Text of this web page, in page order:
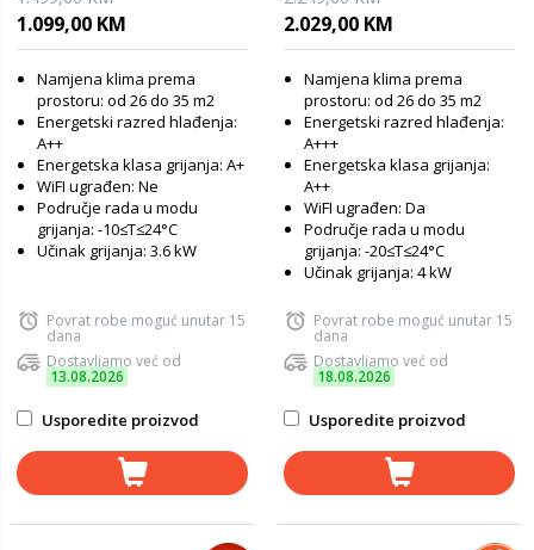
1.099,00 KM
Namjena klima prema
prostoru: od 26 do 35 m2
Energetski razred hlađenja:
A++
Energetska klasa grijanja: A+
WiFI ugrađen: Ne
Područje rada u modu
grijanja: -10≤T≤24°C
Učinak grijanja: 3.6 kW
Povrat robe moguć unutar 15
dana
Dostavljamo već od
13.08.2026
Usporedite proizvod
2.029,00 KM
Namjena klima prema
prostoru: od 26 do 35 m2
Energetski razred hlađenja:
A+++
Energetska klasa grijanja:
A++
WiFI ugrađen: Da
Područje rada u modu
grijanja: -20≤T≤24°C
Učinak grijanja: 4 kW
Povrat robe moguć unutar 15
dana
Dostavljamo već od
18.08.2026
Usporedite proizvod